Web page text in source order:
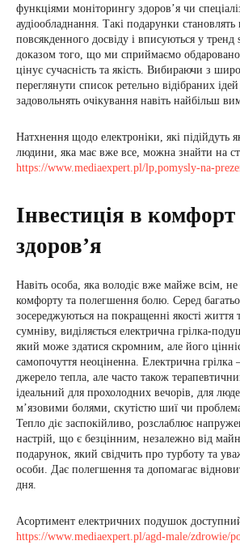
функціями моніторингу здоров’я чи
аудіообладнання. Такі подарунки
повсякденного досвіду і вписуються у
доказом того, що ми сприймаємо
цінує сучасність та якість. Вибираючи з
переглянути список ретельно відібраних
задовольнять очікування навіть найбільш
Натхнення щодо електроніки, які підійдуть
людини, яка має вже все, можна знайти на
https://www.mediaexpert.pl/lp,pomysly-na-
Інвестиція в комфорт
здоров’я
Навіть особа, яка володіє вже майже всім,
комфорту та полегшення болю. Серед
зосереджуються на покращенні якості життя
сумніву, виділяється електрична грілка-
який може здатися скромним, але його
самопочуття неоціненна. Електрична
джерело тепла, але часто також
ідеальний для прохолодних вечорів, для
м’язовими болями, скутістю шиї чи
Тепло діє заспокійливо, розслаблює
настрій, що є безцінним, незалежно від
подарунок, який свідчить про турботу та
особи. Дає полегшення та допомагає
дня.
Асортимент електричних подушок
https://www.mediaexpert.pl/agd-male/zdrowie/